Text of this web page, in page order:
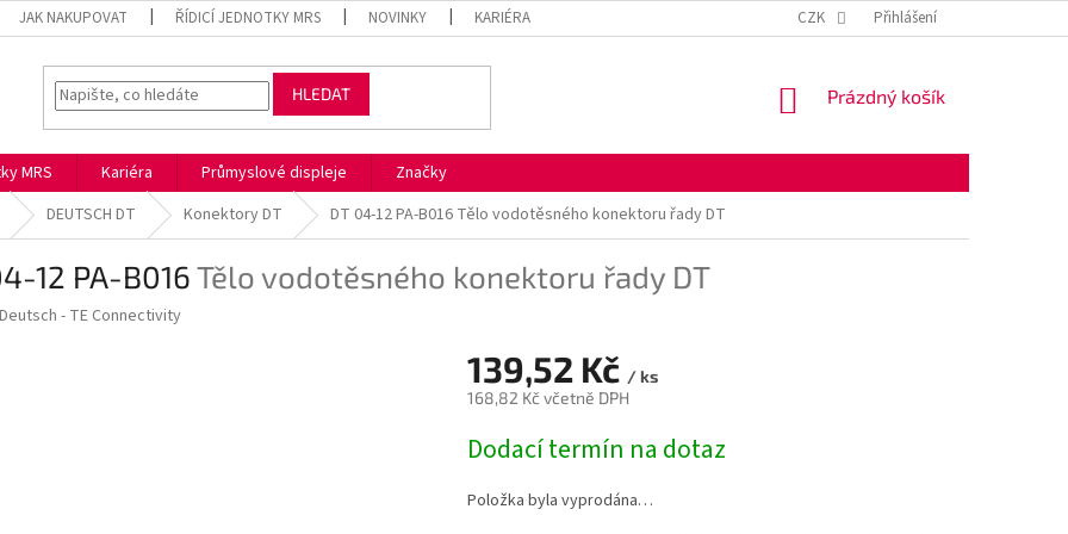
JAK NAKUPOVAT ŘÍDICÍ JEDNOTKY MRS NOVINKY KARIÉRA OBCHODNÍ PODMÍNKY
CZK Přihlášení
HLEDAT
NÁKUPNÍ
Prázdný košík
MRS Kariéra Průmyslové displeje
Značky
DEUTSCH DT Konektory DT DT 04-12 PA-B016 Tělo vodotěsného konektoru řady DT
12 PA-B016Tělo vodotěsného konektoru řady DT
Deutsch - TE Connectivity
139,52 Kč / ks
168,82 Kč včetně DPH
cena:
Dodací termín na dotaz
Položka byla vyprodána…